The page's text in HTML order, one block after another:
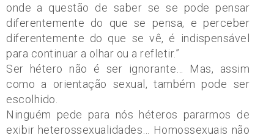
onde a questão de saber se se pode pensar
diferentemente do que se pensa, e perceber
diferentemente do que se vê, é indispensável
para continuar a olhar ou a refletir.”
Ser hétero não é ser ignorante… Mas, assim
como a orientação sexual, também pode ser
escolhido.
Ninguém pede para nós héteros pararmos de
exibir heterossexualidades… Homossexuais não